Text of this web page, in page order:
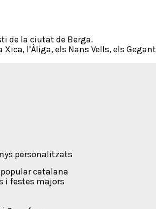
personalitzats
catalana
i festes majors
de la ciutat de Berga.
l’Àliga, els Nans Vells, els